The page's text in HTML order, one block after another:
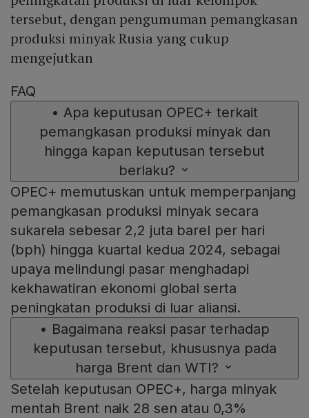
tersebut, dengan pengumuman pemangkasan
produksi minyak Rusia yang cukup
mengejutkan
FAQ
• Apa keputusan OPEC+ terkait
pemangkasan produksi minyak dan
hingga kapan keputusan tersebut
berlaku?
OPEC+ memutuskan untuk memperpanjang
pemangkasan produksi minyak secara
sukarela sebesar 2,2 juta barel per hari
(bph) hingga kuartal kedua 2024, sebagai
upaya melindungi pasar menghadapi
kekhawatiran ekonomi global serta
peningkatan produksi di luar aliansi.
• Bagaimana reaksi pasar terhadap
keputusan tersebut, khususnya pada
harga Brent dan WTI?
Setelah keputusan OPEC+, harga minyak
mentah Brent naik 28 sen atau 0,3%